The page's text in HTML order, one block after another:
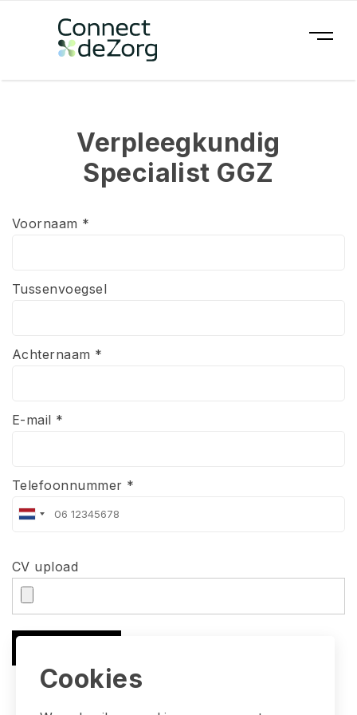
Cookies
Verpleegkundig
Specialist GGZ
Voornaam *
Tussenvoegsel
Achternaam *
E-mail *
Telefoonnummer *
CV upload